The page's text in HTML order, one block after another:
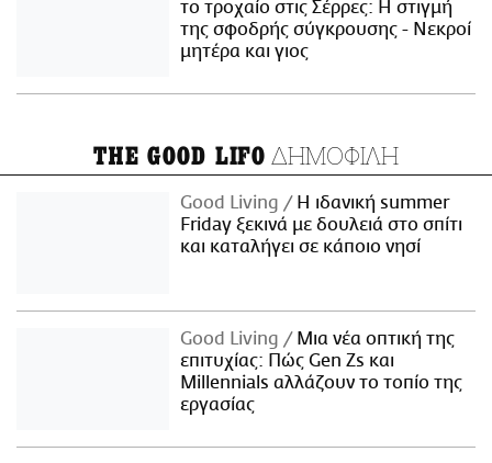
το τροχαίο στις Σέρρες: Η στιγμή
της σφοδρής σύγκρουσης - Νεκροί
μητέρα και γιος
THE GOOD LIFO ΔΗΜΟΦΙΛΗ
Good Living
Η ιδανική summer
Friday ξεκινά με δουλειά στο σπίτι
και καταλήγει σε κάποιο νησί
Good Living
Μια νέα οπτική της
επιτυχίας: Πώς Gen Zs και
Millennials αλλάζουν το τοπίο της
εργασίας